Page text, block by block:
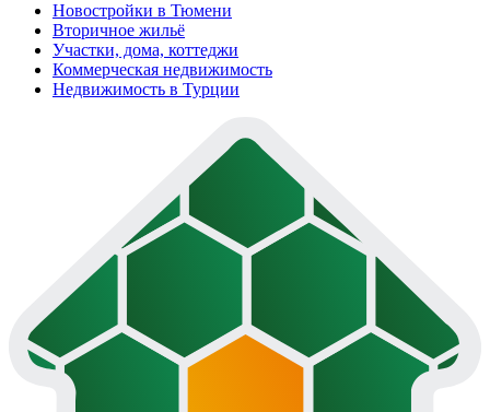
Новостройки в Тюмени
Вторичное жильё
Участки, дома, коттеджи
Коммерческая недвижимость
Недвижимость в Турции